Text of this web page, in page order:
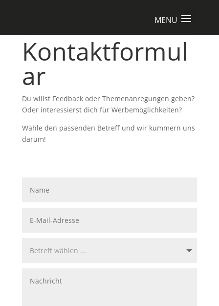
Kontaktformul
ar
Du willst Feedback oder Themenanregungen geben?
Oder interessierst dich für Werbemöglichkeiten?
Wähle den passenden Betreff und wir kümmern uns
darum!